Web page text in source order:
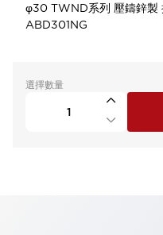
φ30 TWND系列 壓鑄鋅製
ABD301NG
選擇數量